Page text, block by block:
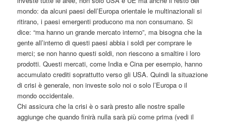
mondo: da alcuni paesi dell’Europa orientale le multinazionali si
ritirano, i paesi emergenti producono ma non consumano. Si
dice: “ma hanno un grande mercato interno”, ma bisogna che la
gente all’interno di questi paesi abbia i soldi per comprare le
merci; se non hanno questi soldi, non riescono a smaltire i loro
prodotti. Questi mercati, come India e Cina per esempio, hanno
accumulato crediti soprattutto verso gli USA. Quindi la situazione
di crisi è generale, non investe solo noi o solo l’Europa o il
mondo occidentale.
Chi assicura che la crisi è o sarà presto alle nostre spalle
aggiunge che quando finirà nulla sarà più come prima (vedi il